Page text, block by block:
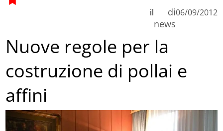
di
news
il 06/09/2012
Nuove regole per la
costruzione di pollai e
affini